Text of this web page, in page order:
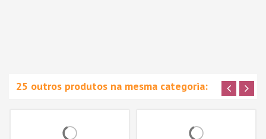
25 outros produtos na mesma categoria: